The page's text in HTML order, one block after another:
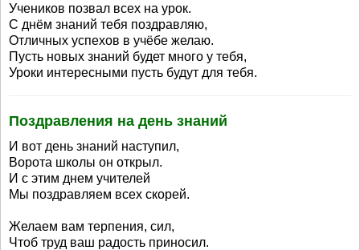
Учеников позвал всех на урок.
С днём знаний тебя поздравляю,
Отличных успехов в учёбе желаю.
Пусть новых знаний будет много у тебя,
Уроки интересными пусть будут для тебя.
Поздравления на день знаний
И вот день знаний наступил,
Ворота школы он открыл.
И с этим днем учителей
Мы поздравляем всех скорей.
Желаем вам терпения, сил,
Чтоб труд ваш радость приносил.